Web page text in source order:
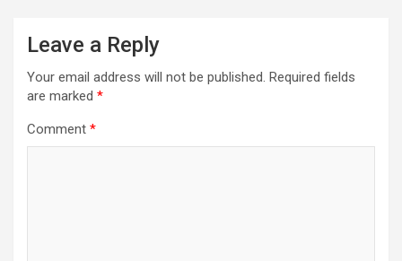
Leave a Reply
Your email address will not be published. Required fields
are marked *
Comment *